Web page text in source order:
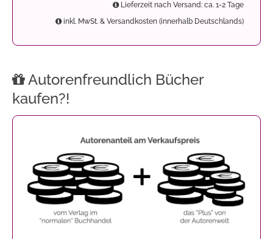
Lieferzeit nach Versand: ca. 1-2 Tage
inkl. MwSt. & Versandkosten (innerhalb Deutschlands)
Autorenfreundlich Bücher
kaufen?!